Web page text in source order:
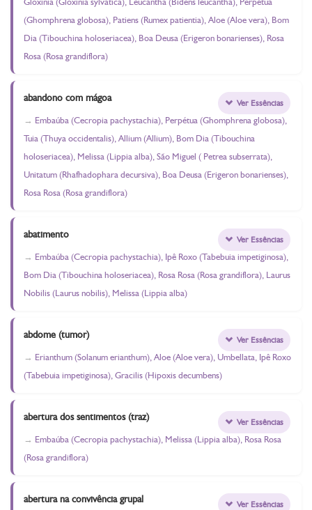
(Ghomphrena globosa), Patiens (Rumex patientia), Aloe (Aloe vera), Bom
Dia (Tibouchina holoseriacea), Boa Deusa (Erigeron bonarienses), Rosa
Rosa (Rosa grandiflora)
abandono com mágoa
Embaúba (Cecropia pachystachia), Perpétua (Ghomphrena globosa),
Tuia (Thuya occidentalis), Allium (Allium), Bom Dia (Tibouchina
holoseriacea), Melissa (Lippia alba), São Miguel ( Petrea subserrata),
Unitatum (Rhafhadophara decursiva), Boa Deusa (Erigeron bonarienses),
Rosa Rosa (Rosa grandiflora)
Ver Essências
abatimento
Embaúba (Cecropia pachystachia), Ipê Roxo (Tabebuia impetiginosa),
Bom Dia (Tibouchina holoseriacea), Rosa Rosa (Rosa grandiflora), Laurus
Nobilis (Laurus nobilis), Melissa (Lippia alba)
Ver Essências
abdome (tumor)
Erianthum (Solanum erianthum), Aloe (Aloe vera), Umbellata, Ipê Roxo
(Tabebuia impetiginosa), Gracilis (Hipoxis decumbens)
Ver Essências
abertura dos sentimentos (traz)
Embaúba (Cecropia pachystachia), Melissa (Lippia alba), Rosa Rosa
(Rosa grandiflora)
Ver Essências
abertura na convivência grupal Ver Essências